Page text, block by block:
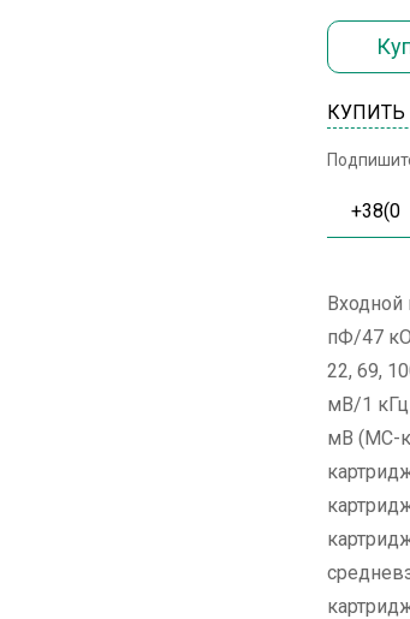
КУПИТЬ
Входной
пФ/47
22, 69,
мВ/1
мВ (MC-